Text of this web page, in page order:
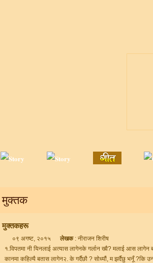
मुक्तक
मुक्तकहरू
०९ अगष्ट, २०१५ लेखक: नीराजन शिरीष
१.विपतमा नी यिनलाई अत्यास लागेनके गर्लान ख्वै? मलाई आस लागेन
कानमा कहिल्यै बतास लागेन२. के गर्दैछौ ? सोध्यौं, म झर्दैछु भनूँ ?कि